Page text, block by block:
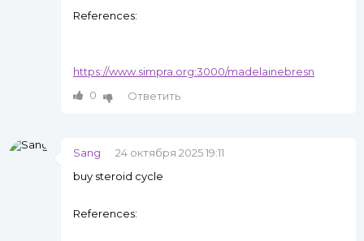
References:
https://www.simpra.org:3000/madelainebresn
0
Ответить
Sang
24 октября 2025 19:11
buy steroid cycle
References: